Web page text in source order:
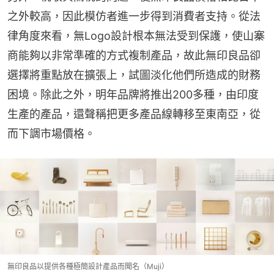
之外較高，因此模仿者進一步得到消費者支持。從法
律角度來看，無Logo設計根本無法受到保護，使山寨
商能夠以非常準確的方式複制產品，故此無印良品卻
選擇將重點放在擴張上，試圖淡化他們所造成的財務
困境。除此之外，明年品牌將推出200多種，由印度
生產的產品，還聲稱把更多產品線轉移至東南亞，從
而下調市場價格。
無印良品以提供各種極簡設計產品而聞名（Muji）